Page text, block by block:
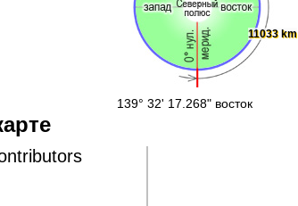
11033 km
139° 32' 17.268" восток